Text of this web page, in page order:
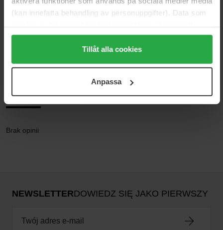
(kan innefatta behandling av personuppgifter). Data som
trycka på "Tillåt alla cookies" accepterar du alla cookies,
medan du under "Detaljer" kan anpassa användningen av
cookies. Du kan när som helst återkalla ditt samtycke.
Tillåt alla cookies
Anpassa
Kategorie:
Perfumy
Opinie (0)Pytania i odpowiedzi (0)
Brak opinii
NEWSLETTERDOWIEDZ SIĘ JAKO PIERWSZY